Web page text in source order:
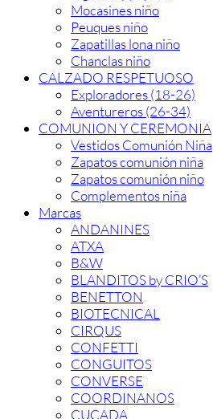
Mocasines niño
Peuques niño
Zapatillas lona niño
Chanclas niño
CALZADO RESPETUOSO
Exploradores (18-26)
Aventureros (26-34)
COMUNION Y CEREMONIA
Vestidos Comunión Niña
Zapatos comunión niña
Zapatos comunión niño
Complementos niña
Marcas
ANDANINES
ATXA
B&W
BLANDITOS by CRIO’S
BENETTON
BIOTECNICAL
CIRQUS
CONFETTI
CONGUITOS
CONVERSE
COORDINANOS
CUCADA